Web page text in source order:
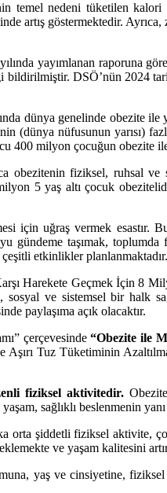
nedeni tüketilen kalori
artış göstermektedir.
yayımlanan raporuna
DSÖ’nün 2024
dünya genelinde obezite
(dünya nüfusunun yarısı)
400 milyon çocuğun obezite
obezitenin fiziksel, ruhsal
5 yaş altı çocuk
için uğraş vermek
gündeme taşımak,
etkinlikler planlanmaktadır.
Harekete Geçmek İçin 8
sosyal ve sistemsel bir halk
paylaşıma açık olacaktır.
çerçevesinde“Obezite ile
Tuz Tüketiminin
fiziksel aktivitedir.
sağlıklı beslenmenin
orta şiddetli fiziksel aktivite, ç
ve yaşam kalitesini
yaş ve cinsiyetine,